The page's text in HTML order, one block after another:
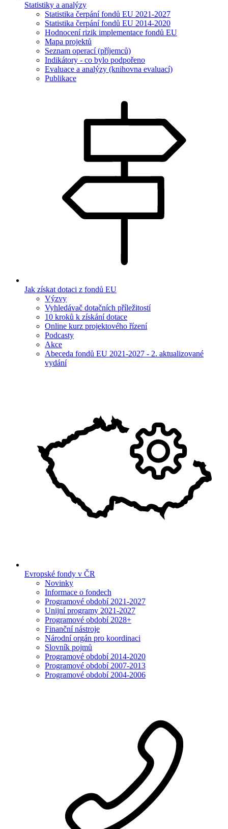
Statistiky a analýzy
Statistika čerpání fondů EU 2021-2027
Statistika čerpání fondů EU 2014-2020
Hodnocení rizik implementace fondů EU
Mapa projektů
Seznam operací (příjemců)
Indikátory - co bylo podpořeno
Evaluace a analýzy (knihovna evaluací)
Publikace
Jak získat dotaci z fondů EU
Výzvy
Vyhledávač dotačních příležitostí
10 kroků k získání dotace
Online kurz projektového řízení
Podcasty
Akce
Abeceda fondů EU 2021-2027 - 2. aktualizované
vydání
Evropské fondy v ČR
Novinky
Informace o fondech
Programové období 2021-2027
Unijní programy 2021-2027
Programové období 2028+
Finanční nástroje
Národní orgán pro koordinaci
Slovník pojmů
Programové období 2014-2020
Programové období 2007-2013
Programové období 2004-2006